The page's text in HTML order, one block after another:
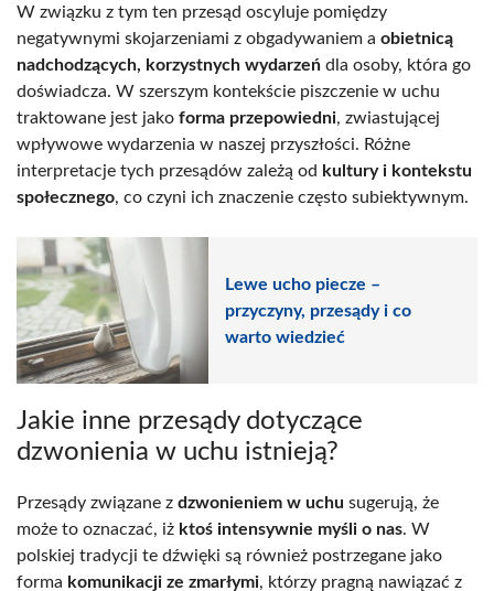
W związku z tym ten przesąd oscyluje pomiędzy
negatywnymi skojarzeniami z obgadywaniem a obietnicą
nadchodzących, korzystnych wydarzeń dla osoby, która go
doświadcza. W szerszym kontekście piszczenie w uchu
traktowane jest jako forma przepowiedni, zwiastującej
wpływowe wydarzenia w naszej przyszłości. Różne
interpretacje tych przesądów zależą od kultury i kontekstu
społecznego, co czyni ich znaczenie często subiektywnym.
Lewe ucho piecze –
przyczyny, przesądy i co
warto wiedzieć
Jakie inne przesądy dotyczące
dzwonienia w uchu istnieją?
Przesądy związane z dzwonieniem w uchu sugerują, że
może to oznaczać, iż ktoś intensywnie myśli o nas. W
polskiej tradycji te dźwięki są również postrzegane jako
forma komunikacji ze zmarłymi, którzy pragną nawiązać z